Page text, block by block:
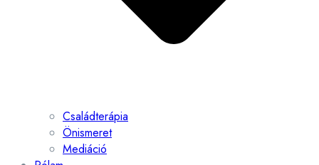
Családterápia
Önismeret
Mediáció